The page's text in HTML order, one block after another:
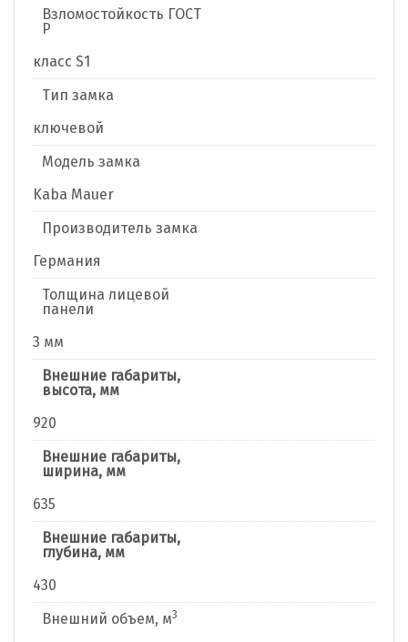
Взломостойкость ГОСТ
Р
класс S1
Тип замка
ключевой
Модель замка
Kaba Mauer
Производитель замка
Германия
Толщина лицевой
панели
3 мм
Внешние габариты,
высота, мм
920
Внешние габариты,
ширина, мм
635
Внешние габариты,
глубина, мм
430
Внешний объем, м3